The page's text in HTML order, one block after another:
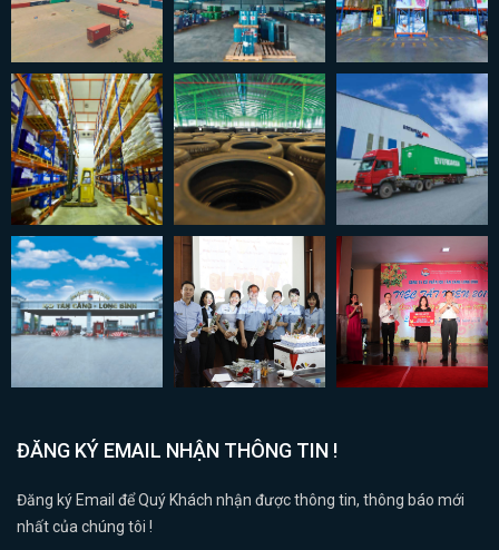
ĐĂNG KÝ EMAIL NHẬN THÔNG TIN !
Đăng ký Email để Quý Khách nhận được thông tin, thông báo mới
nhất của chúng tôi !